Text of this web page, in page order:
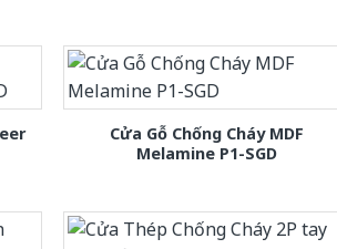
Cửa Gỗ Chống Cháy MDF
Melamine P1-SGD